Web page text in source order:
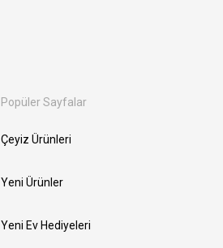
Popüler Sayfalar
Çeyiz Ürünleri
Yeni Ürünler
Yeni Ev Hediyeleri